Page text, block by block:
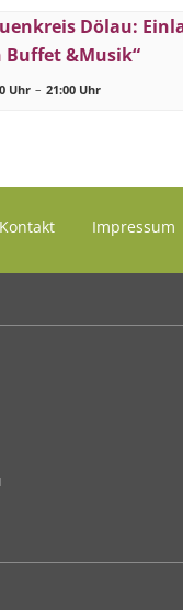
Dölau:
Buffet &Musik“
Uhr – 21:00 Uhr
Kontakt Impressum